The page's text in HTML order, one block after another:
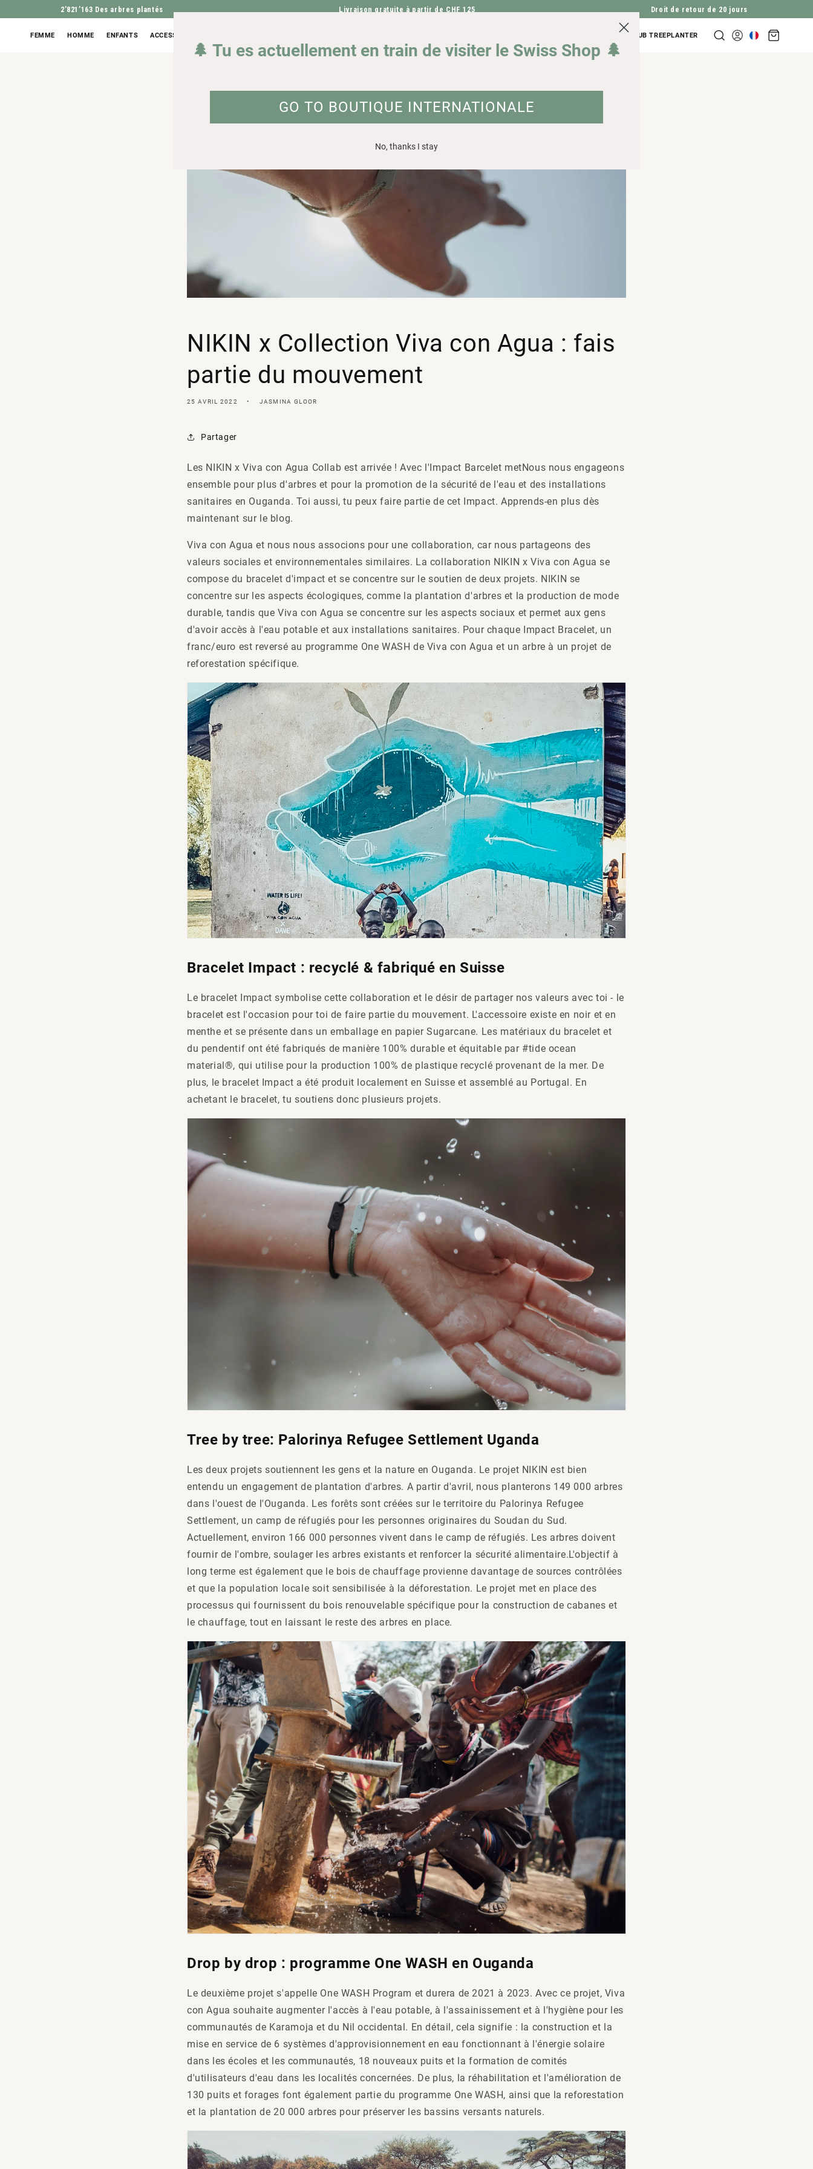
ALLER DIRECTEMENT AU CONTENU
2’821’163 Des arbres plantés Livraison gratuite à partir de CHF 125 Droit de retour de 20 jours
FEMME HOMME ENFANTS ACCESSOIRES CLUB TREEPLANTER
Se
d'achat
NIKIN x Collection Viva con Agua : fais
partie du mouvement
25 AVRIL 2022 JASMINA GLOOR
Partager
Les NIKIN x Vivacon Agua Collab est arrivée ! Avec l'Impact Barcelet metNous nous engageons
ensemble pour plus d'arbres et pour la promotion de la sécurité de l'eau et des installations
sanitaires en Ouganda. Toi aussi, tu peux faire partie de cet Impact. Apprends-en plus dès
maintenant sur le blog.
Viva con Agua et nous nous associons pour une collaboration, car nous partageons des
valeurs sociales et environnementales similaires. La collaboration NIKIN x Viva con Agua se
compose du bracelet d'impact et se concentre sur le soutien de deux projets. NIKIN se
concentre sur les aspects écologiques, comme la plantation d'arbres et la production de mode
durable, tandis que Viva con Agua se concentre sur les aspects sociaux et permet aux gens
d'avoir accès à l'eau potable et aux installations sanitaires. Pour chaque Impact Bracelet, un
franc/euro est reversé au programme One WASH de Viva con Agua et un arbre à un projet de
reforestation spécifique.
Bracelet Impact : recyclé & fabriqué en Suisse
Le bracelet Impact symbolise cette collaboration et le désir de partager nos valeurs avec toi - le
bracelet est l'occasion pour toi de faire partie du mouvement. L'accessoire existe en noir et en
menthe et se présente dans un emballage en papier Sugarcane. Les matériaux du bracelet et
du pendentif ont été fabriqués de manière 100% durable et équitable par #tide ocean
material®, qui utilise pour la production 100% de plastique recyclé provenant de la mer. De
plus, le bracelet Impact a été produit localement en Suisse et assemblé au Portugal. En
achetant le bracelet, tu soutiens donc plusieurs projets.
Tree by tree: Palorinya Refugee Settlement Uganda
Les deux projets soutiennent les gens et la nature en Ouganda. Le projet NIKIN est bien
entendu un engagement de plantation d'arbres. A partir d'avril, nous planterons 149 000 arbres
dans l'ouest de l'Ouganda. Les forêts sont créées sur le territoire du Palorinya Refugee
Settlement, un camp de réfugiés pour les personnes originaires du Soudan du Sud.
Actuellement, environ 166 000 personnes vivent dans le camp de réfugiés. Les arbres doivent
fournir de l'ombre, soulager les arbres existants et renforcer la sécurité alimentaire.L'objectif à
long terme est également que le bois de chauffage provienne davantage de sources contrôlées
et que la population locale soit sensibilisée à la déforestation. Le projet met en place des
processus qui fournissent du bois renouvelable spécifique pour la construction de cabanes et
le chauffage, tout en laissant le reste des arbres en place.
Drop by drop : programme One WASH en Ouganda
Le deuxième projet s'appelle One WASH Program et durera de 2021 à 2023. Avec ce projet, Viva
con Agua souhaite augmenter l'accès à l'eau potable, à l'assainissement et à l'hygiène pour les
communautés de Karamoja et du Nil occidental. En détail, cela signifie : la construction et la
mise en service de 6 systèmes d'approvisionnement en eau fonctionnant à l'énergie solaire
dans les écoles et les communautés, 18 nouveaux puits et la formation de comités
d'utilisateurs d'eau dans les localités concernées. De plus, la réhabilitation et l'amélioration de
130 puits et forages font également partie du programme One WASH, ainsi que la reforestation
et la plantation de 20 000 arbres pour préserver les bassins versants naturels.
🌲 Tu es actuellement en train de visiter le Swiss Shop 🌲
GO TO BOUTIQUE INTERNATIONALE
No, thanks I stay